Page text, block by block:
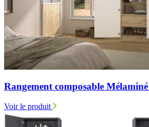
Rangement composable
Voir le produit